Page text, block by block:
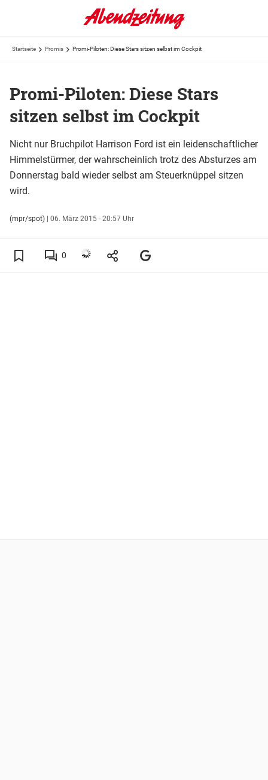
Startseite Promis Promi-Piloten: Diese Stars sitzen selbst im Cockpit
Promi-Piloten: Diese Stars
sitzen selbst im Cockpit
Nicht nur Bruchpilot Harrison Ford ist ein leidenschaftlicher
Himmelstürmer, der wahrscheinlich trotz des Absturzes am
Donnerstag bald wieder selbst am Steuerknüppel sitzen
wird.
(mpr/spot) | 06. März 2015 - 20:57 Uhr
0